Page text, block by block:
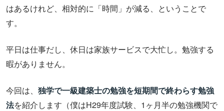
はあるけれど、相対的に「時間」が減る、ということで
す。
平日は仕事だし、休日は家族サービスで大忙し。勉強する
暇がありません。
今回は、 独学で一級建築士の勉強を短期間で終わらす勉強
法を紹介します（僕はH29年度試験、1ヶ月半の勉強機関で